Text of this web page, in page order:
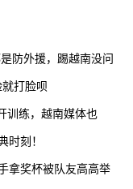
防外援，踢越南没问
就打脸呗
训练，越南媒体也
时刻！
拿奖杯被队友高高举